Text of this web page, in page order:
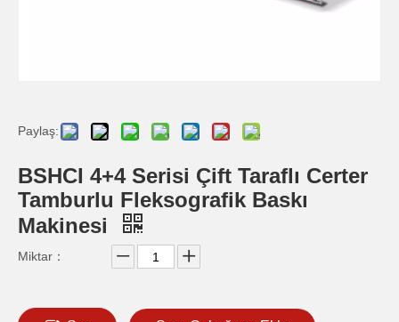
Paylaş:
BSHCI 4+4 Serisi Çift Taraflı Certer
Tamburlu Fleksografik Baskı
Makinesi
Miktar：